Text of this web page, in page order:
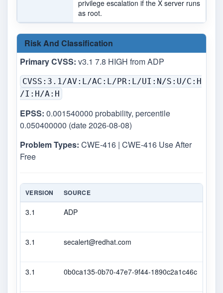
privilege escalation if the X server runs
as root.
Risk And Classification
Primary CVSS: v3.1 7.8 HIGH from ADP
CVSS:3.1/AV:L/AC:L/PR:L/UI:N/S:U/C:H
/I:H/A:H
EPSS: 0.001540000 probability, percentile
0.050400000 (date 2026-08-08)
Problem Types: CWE-416 | CWE-416 Use After
Free
VERSION SOURCE
3.1 ADP
3.1 secalert@redhat.com
3.1 0b0ca135-0b70-47e7-9f44-1890c2a1c46c